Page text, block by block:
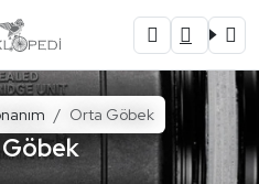
Orta Göbek